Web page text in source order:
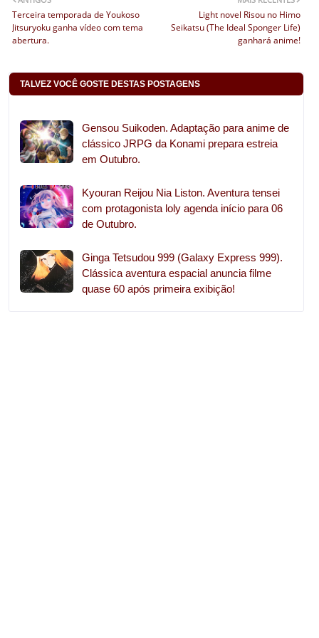
Light novel Risou no Himo
Seikatsu (The Ideal Sponger Life)
ganhará anime!
Terceira temporada de Youkoso
Jitsuryoku ganha vídeo com tema
abertura.
TALVEZ VOCÊ GOSTE DESTAS POSTAGENS
Gensou Suikoden. Adaptação para anime de
clássico JRPG da Konami prepara estreia
em Outubro.
Kyouran Reijou Nia Liston. Aventura tensei
com protagonista loly agenda início para 06
de Outubro.
Ginga Tetsudou 999 (Galaxy Express 999).
Clássica aventura espacial anuncia filme
quase 60 após primeira exibição!